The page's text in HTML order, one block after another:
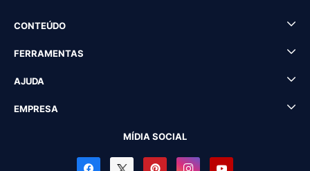
CONTEÚDO
FERRAMENTAS
AJUDA
EMPRESA
MÍDIA SOCIAL